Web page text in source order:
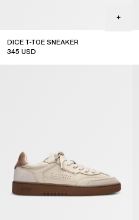
DICE T-TOE SNEAKER
345 USD